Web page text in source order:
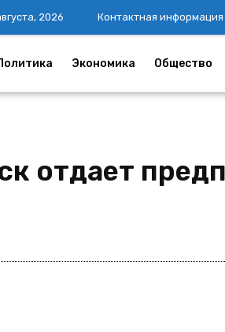
2026 Контактная информация
Экономика Общество
отдает